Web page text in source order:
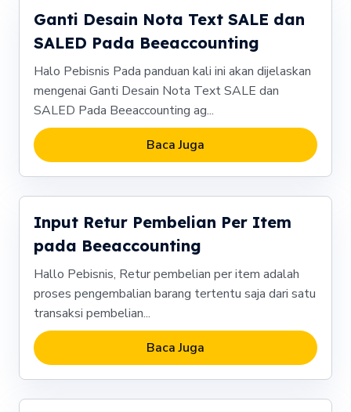
Ganti Desain Nota Text SALE dan
SALED Pada Beeaccounting
Halo Pebisnis Pada panduan kali ini akan dijelaskan
mengenai Ganti Desain Nota Text SALE dan
SALED Pada Beeaccounting ag...
Baca Juga
Input Retur Pembelian Per Item
pada Beeaccounting
Hallo Pebisnis, Retur pembelian per item adalah
proses pengembalian barang tertentu saja dari satu
transaksi pembelian...
Baca Juga